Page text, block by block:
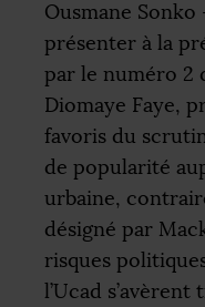
Ousmane Sonko
présenter à la
par le numéro 2
Diomaye Faye,
favoris du
de popularité
urbaine,
désigné par
risques
l’Ucad